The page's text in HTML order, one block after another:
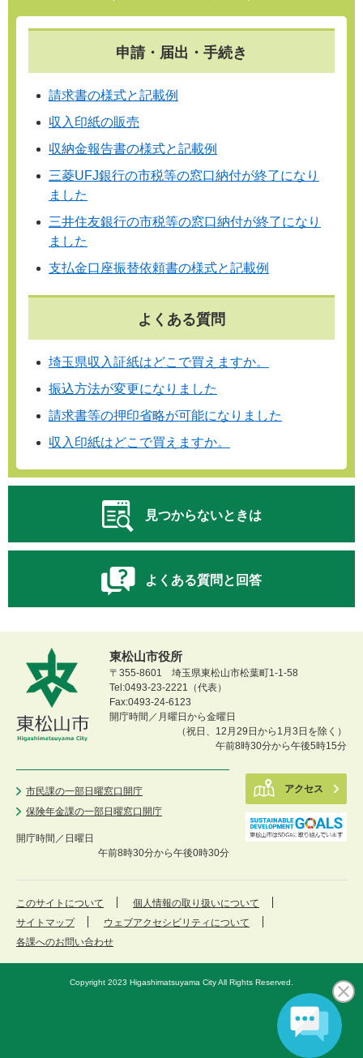
申請・届出・手続き
請求書の様式と記載例
収入印紙の販売
収納金報告書の様式と記載例
三菱UFJ銀行の市税等の窓口納付が終了になり
ました
三井住友銀行の市税等の窓口納付が終了になり
ました
支払金口座振替依頼書の様式と記載例
よくある質問
埼玉県収入証紙はどこで買えますか。
振込方法が変更になりました
請求書等の押印省略が可能になりました
収入印紙はどこで買えますか。
見つからないときは
よくある質問と回答
東松山市役所
〒355-8601 埼玉県東松山市松葉町1-1-58
Tel:0493-23-2221（代表）
Fax:0493-24-6123
開庁時間／月曜日から金曜日
（祝日、12月29日から1月3日を除く）
午前8時30分から午後5時15分
市民課の一部日曜窓口開庁
保険年金課の一部日曜窓口開庁
開庁時間／ 日曜日
午前8時30分から午後0時30分
アクセス
このサイトについて
個人情報の取り扱いについて
サイトマップ
ウェブアクセシビリティについて
各課へのお問い合わせ
Copyright 2023 Higashimatsuyama City All Rights Reserved.